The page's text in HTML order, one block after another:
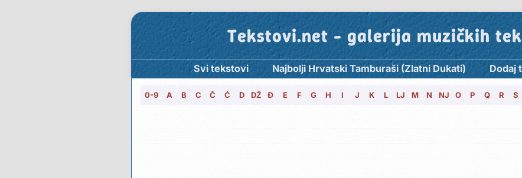
Tekstovi.net - galerija muzičkih
Svi tekstovi Najbolji Hrvatski Tamburaši (Zlatni Dukati) Dodaj
0-9 A B C Č Ć D DŽ Đ E F G H I J K L LJ M N NJ O P Q R S